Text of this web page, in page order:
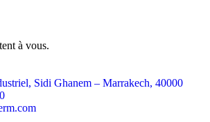
à vous.
Sidi Ghanem – Marrakech, 40000